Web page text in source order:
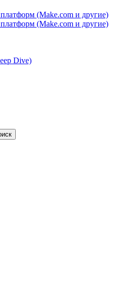
(Make.com и другие)
(Make.com и другие)
Dive)